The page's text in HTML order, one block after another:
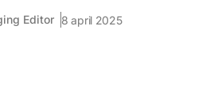
Editor 8 april 2025